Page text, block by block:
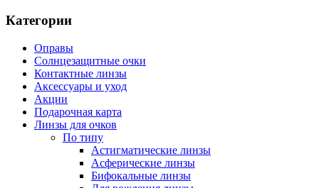
Категории
Оправы
Солнцезащитные очки
Контактные линзы
Аксессуары и уход
Акции
Подарочная карта
Линзы для очков
По типу
Астигматические линзы
Асферические линзы
Бифокальные линзы